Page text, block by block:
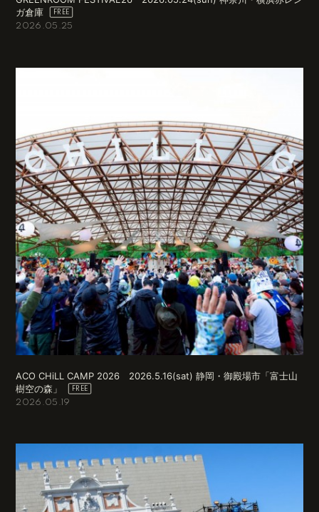
ガ倉庫
2026.05.25
ACO CHiLL CAMP 2026 2026.5.16(sat) 静岡・御殿場市「富士山
樹空の森」
2026.05.19